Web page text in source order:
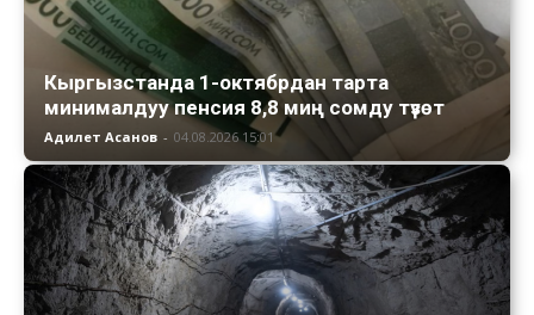
Кыргызстанда 1-октябрдан тарта
минималдуу пенсия 8,8 миң сомду түзөт
Адилет Асанов - 04.08.2026 15:01